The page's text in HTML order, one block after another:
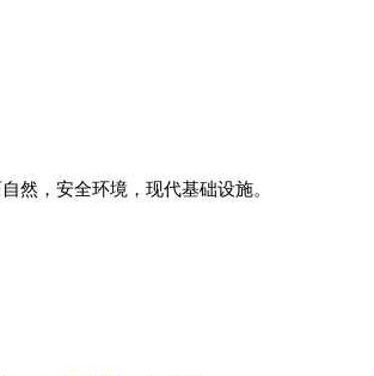
然，安全环境，现代基础设施。